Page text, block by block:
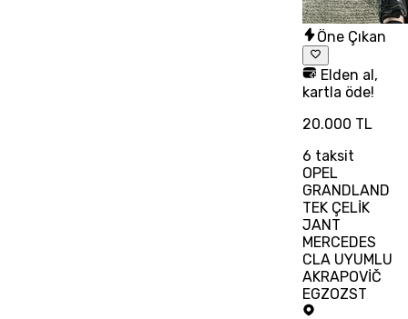
Öne Çıkan
Elden al,
kartla öde!
20.000 TL
6 taksit
OPEL
GRANDLAND
TEK ÇELİK
JANT
MERCEDES
CLA UYUMLU
AKRAPOVİČ
EGZOZST